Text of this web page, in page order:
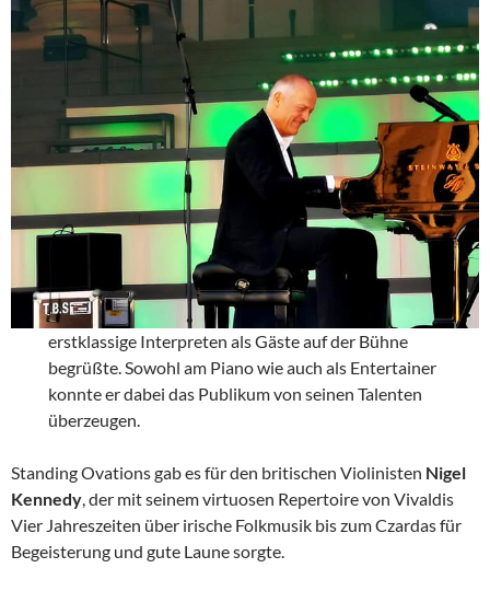
erstklassige Interpreten als Gäste auf der Bühne
begrüßte. Sowohl am Piano wie auch als Entertainer
konnte er dabei das Publikum von seinen Talenten
überzeugen.
Standing Ovations gab es für den britischen Violinisten Nigel
Kennedy, der mit seinem virtuosen Repertoire von Vivaldis
Vier Jahreszeiten über irische Folkmusik bis zum Czardas für
Begeisterung und gute Laune sorgte.